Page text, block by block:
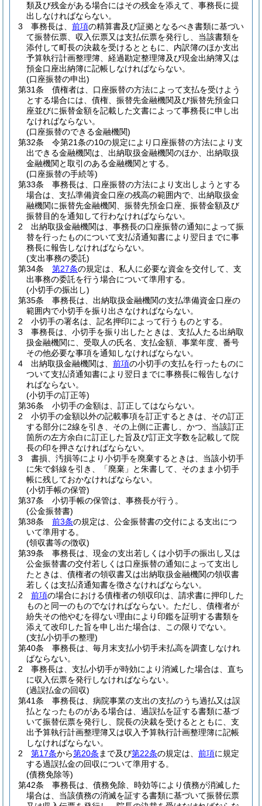
類及び残金がある場合にはその残金を添えて、事務長に提
出しなければならない。
3
事務長は、 前項の精算書及び証拠となるべき書類に基づい
て振替伝票、収入伝票又は支払伝票を発行し、当該書類を
添付して町長の決裁を受けるとともに、内訳簿のほか支出
予算執行計画整理簿、経過勘定整理簿及び現金出納簿又は
預金口座出納簿に記帳しなければならない。
(口座振替の申出)
第31条
債権者は、口座振替の方法によって支払を受けよう
とする場合には、債権、振替先金融機関及び振替先預金口
座並びに振替金額を記載した文書によって事務長に申し出
なければならない。
(口座振替のできる金融機関)
第32条
令第21条の10の規定により口座振替の方法により支
出できる金融機関は、出納取扱金融機関のほか、出納取扱
金融機関と取引のある金融機関とする。
(口座振替の手続等)
第33条
事務長は、口座振替の方法により支出しようとする
場合は、支払準備資金口座の残高の範囲内で、出納取扱金
融機関に振替先金融機関、振替先預金口座、振替金額及び
振替目的を通知して行わなければならない。
2
出納取扱金融機関は、事務長の口座振替の通知によって振
替を行ったものについて支払済通知書により翌日までに事
務長に報告しなければならない。
(支出事務の委託)
第34条
第27条の規定は、私人に必要な資金を交付して、支
出事務の委託を行う場合について準用する。
(小切手の振出し)
第35条
事務長は、出納取扱金融機関の支払準備資金口座の
範囲内で小切手を振り出さなければならない。
2
小切手の署名は、記名押印によって行うものとする。
3
事務長は、小切手を振り出したときは、支払人たる出納取
扱金融機関に、受取人の氏名、支払金額、事業年度、番号
その他必要な事項を通知しなければならない。
4
出納取扱金融機関は、 前項の小切手の支払を行ったものに
ついて支払済通知書により翌日までに事務長に報告しなけ
ればならない。
(小切手の訂正等)
第36条
小切手の金額は、訂正してはならない。
2
小切手の金額以外の記載事項を訂正するときは、その訂正
する部分に2線を引き、その上側に正書し、かつ、当該訂正
箇所の左方余白に訂正した旨及び訂正文字数を記載して院
長の印を押さなければならない。
3
書損、汚損等により小切手を廃棄するときは、当該小切手
に朱で斜線を引き、「廃棄」と朱書して、そのまま小切手
帳に残しておかなければならない。
(小切手帳の保管)
第37条
小切手帳の保管は、事務長が行う。
(公金振替書)
第38条
前3条の規定は、公金振替書の交付による支出につ
いて準用する。
(領収書等の徴収)
第39条
事務長は、現金の支出若しくは小切手の振出し又は
公金振替書の交付若しくは口座振替の通知によって支出し
たときは、債権者の領収書又は出納取扱金融機関の領収書
若しくは支払済通知書を徴さなければならない。
2
前項の場合における債権者の領収印は、請求書に押印した
ものと同一のものでなければならない。 ただし、債権者が
紛失その他やむを得ない理由により印鑑を証明する書類を
添えて改印した旨を申し出た場合は、この限りでない。
(支払小切手の整理)
第40条
事務長は、毎月末支払小切手未払高を調査しなけれ
ばならない。
2
事務長は、支払小切手が時効により消滅した場合は、直ち
に収入伝票を発行しなければならない。
(過誤払金の回収)
第41条
事務長は、病院事業の支出の支払のうち過払又は誤
払となったものがある場合は、過誤払を証する書類に基づ
いて振替伝票を発行し、院長の決裁を受けるとともに、支
出予算執行計画整理簿又は収入予算執行計画整理簿に記帳
しなければならない。
2
第17条から第20条 まで及び第22条の規定は、 前項に規定
する過誤払金の回収について準用する。
(債務免除等)
第42条
事務長は、債務免除、時効等により債務が消滅した
場合は、当該債務の消滅を証する書類に基づいて振替伝票